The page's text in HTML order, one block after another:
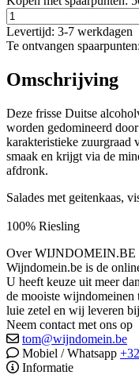
Levertijd: 3-7 werkdagen
Te ontvangen spaarpunten:
Omschrijving
Deze frisse Duitse
worden gedomineerd
karakteristieke zuurgraad
smaak en krijgt via de
afdronk.
Salades met geitenkaas,
100% Riesling
Over WIJNDOMEIN.BE
Wijndomein.be is de
U heeft keuze uit meer
de mooiste
luie zetel en wij leveren
Neem contact met ons op
tom@wijndomein.be
Mobiel / Whatsapp
Informatie